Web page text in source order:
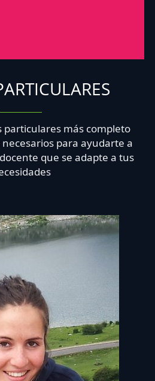
particulares más completo
para ayudarte a
que se adapte a tus